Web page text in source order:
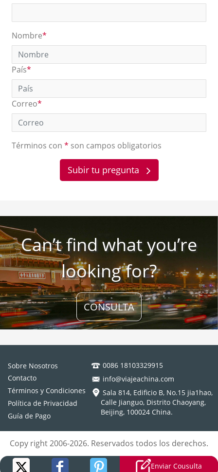
Nombre*
País*
Correo*
Términos con * son campos obligatorios
Can’t find what you’re
looking for?
CONSULTA
Sobre Nosotros
Contacto
Términos y Condiciones
Política de Privacidad
Guía de Pago
0086 18103329915
info@viajeachina.com
Sala 814, Edificio B, No.15 jia1hao,
Calle Jianguo, Distrito Chaoyang,
Beijing, 100024 China.
Copy right 2006-2026. Reservados todos los derechos.
Enviar Cousulta